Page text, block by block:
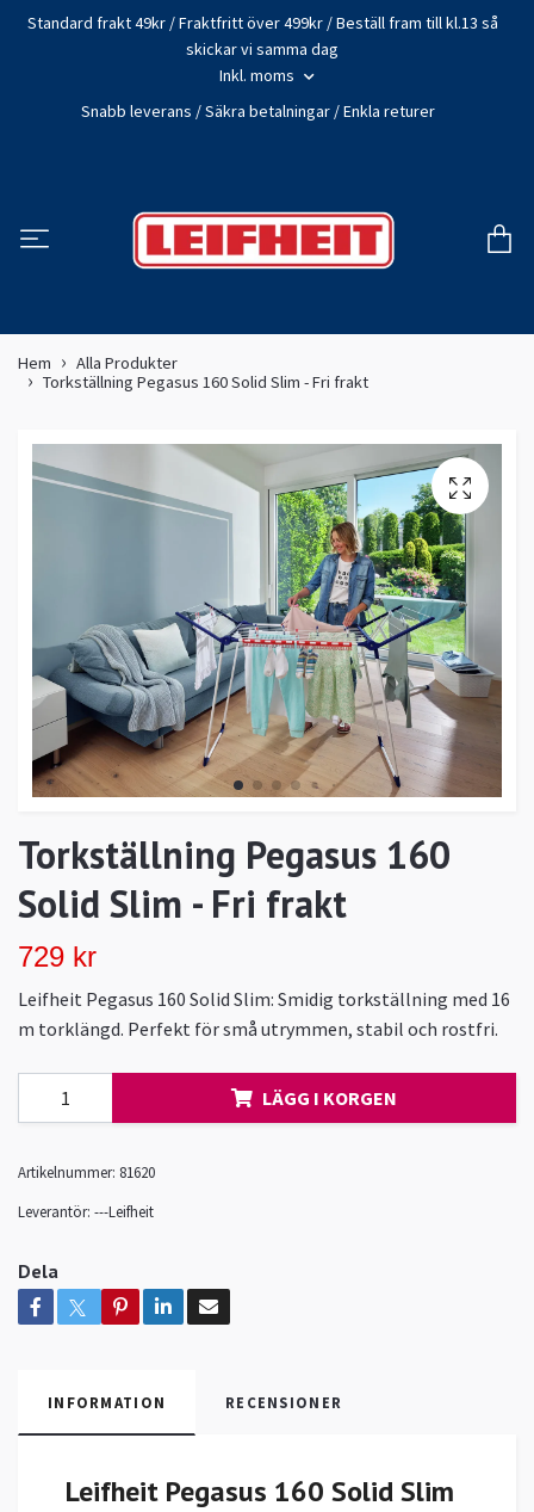
Standard frakt 49kr / Fraktfritt över 499kr / Beställ fram till kl.13 så
skickar vi samma dag
Inkl. moms
Snabb leverans / Säkra betalningar / Enkla returer
Hem
Alla Produkter
Torkställning Pegasus 160 Solid Slim - Fri frakt
Torkställning Pegasus 160
Solid Slim - Fri frakt
729 kr
Leifheit Pegasus 160 Solid Slim: Smidig torkställning med 16
m torklängd. Perfekt för små utrymmen, stabil och rostfri.
LÄGG I KORGEN
Artikelnummer: 81620
Leverantör: ---Leifheit
Dela
INFORMATION RECENSIONER
Leifheit Pegasus 160 Solid Slim